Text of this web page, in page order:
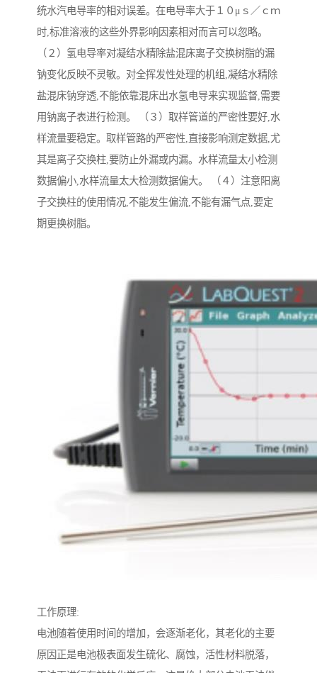
统水汽电导率的相对误差。在电导率大于１０μｓ／ｃｍ
时,标准溶液的这些外界影响因素相对而言可以忽略。
（２）氢电导率对凝结水精除盐混床离子交换树脂的漏
钠变化反映不灵敏。对全挥发性处理的机组,凝结水精除
盐混床钠穿透,不能依靠混床出水氢电导来实现监督,需要
用钠离子表进行检测。 （３）取样管道的严密性要好,水
样流量要稳定。取样管路的严密性,直接影响测定数据,尤
其是离子交换柱,要防止外漏或内漏。水样流量太小检测
数据偏小,水样流量太大检测数据偏大。 （４）注意阳离
子交换柱的使用情况,不能发生偏流,不能有漏气点,要定
期更换树脂。
工作原理:
电池随着使用时间的增加，会逐渐老化，其老化的主要
原因正是电池极表面发生硫化、腐蚀，活性材料脱落，